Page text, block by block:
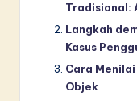
Tradisional:
Langkah
Kasus
Cara
Objek